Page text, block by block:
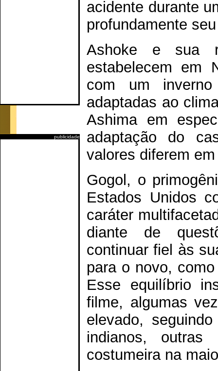
publicidade
acidente durante
profundamente
Ashoke e sua
estabelecem em
com um
adaptadas ao
Ashima em
adaptação do
valores diferem
Gogol, o
Estados Unidos
caráter
diante de
continuar fiel às
para o novo,
Esse equilíbrio
filme, algumas
elevado,
indianos,
costumeira na